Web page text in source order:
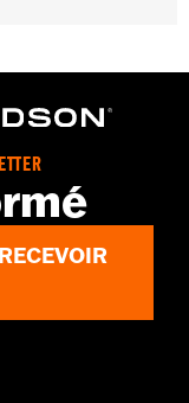
ajustable,
www.h-